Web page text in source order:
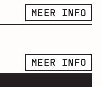
MEER INFO
MEER INFO